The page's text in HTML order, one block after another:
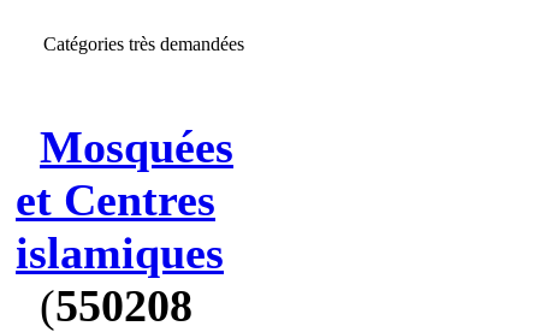
Catégories très demandées
Mosquées
et Centres
islamiques
(550208